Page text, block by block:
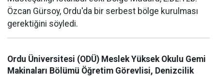
Özcan Gürsoy, Ordu'da bir serbest bölge kurulması
gerektiğini söyledi.
Ordu Üniversitesi (ODÜ) Meslek Yüksek Okulu Gemi
Makinaları Bölümü Öğretim Görevlisi, Denizcilik